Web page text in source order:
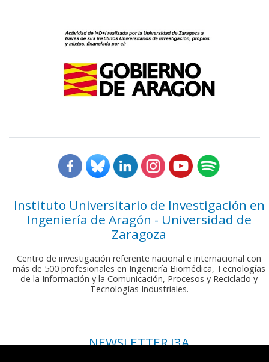
Instituto Universitario de Investigación en
Ingeniería de Aragón - Universidad de
Zaragoza
Centro de investigación referente nacional e internacional con
más de 500 profesionales en Ingeniería Biomédica, Tecnologías
de la Información y la Comunicación, Procesos y Reciclado y
Tecnologías Industriales.
NEWSLETTER I3A